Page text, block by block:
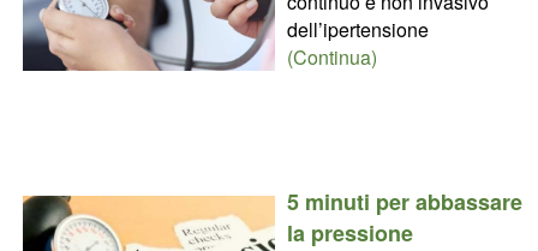
dell’ipertensione
(Continua)
5 minuti per abbassare
la pressione